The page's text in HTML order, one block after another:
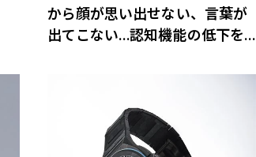
から顔が思い出せない、言葉が
出てこない…認知機能の低下を